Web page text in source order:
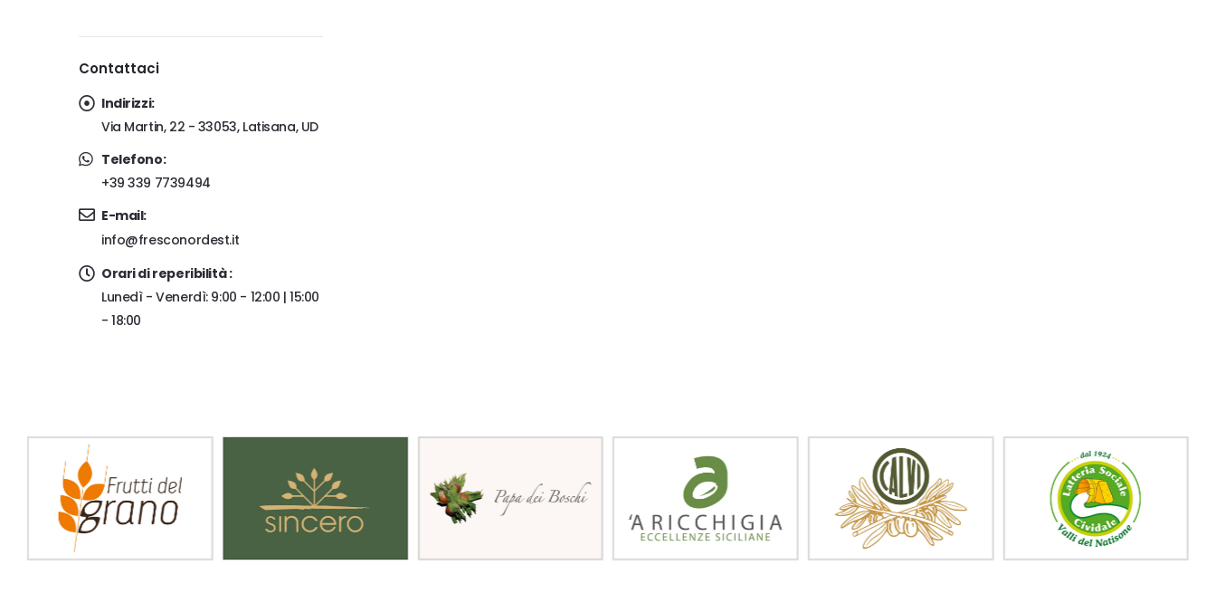
Contattaci
Indirizzi:
Via Martin, 22 - 33053, Latisana, UD
Telefono:
+39 339 7739494
E-mail:
info@fresconordest.it
Orari di reperibilità :
Lunedì - Venerdì: 9:00 - 12:00 | 15:00
- 18:00